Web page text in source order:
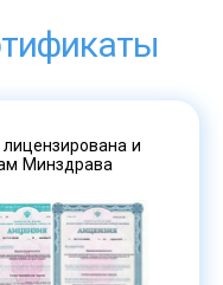
и
Минздрава